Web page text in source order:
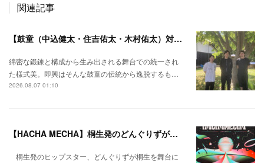
関連記事
【鼓童（中込健太・住吉佑太・木村佑太）対談】即興で得られる新たな感覚。
綿密な鍛錬と構成から生み出される舞台での統一され
た様式美。即興はそんな鼓童の伝統から逸脱するも…
2026.08.07 01:10
【HACHA MECHA】桐生発のどんぐりずが桐生をハチャメチャに彩る。
桐生発のヒップスター、どんぐりずが桐生を舞台に